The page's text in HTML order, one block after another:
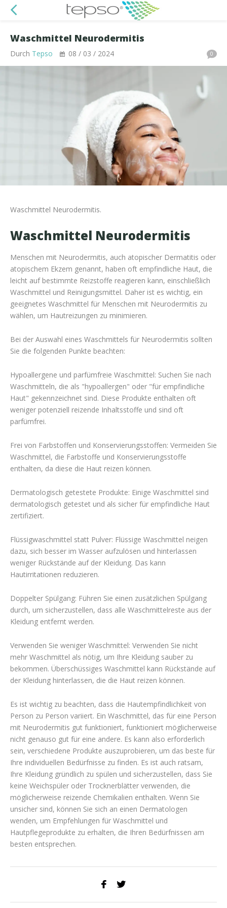
Waschmittel Neurodermitis
Durch Tepso 08 / 03 / 2024 0
Waschmittel Neurodermitis.
Waschmittel Neurodermitis
Menschen mit Neurodermitis, auch atopischer Dermatitis oder
atopischem Ekzem genannt, haben oft empfindliche Haut, die
leicht auf bestimmte Reizstoffe reagieren kann, einschließlich
Waschmittel und Reinigungsmittel. Daher ist es wichtig, ein
geeignetes Waschmittel für Menschen mit Neurodermitis zu
wählen, um Hautreizungen zu minimieren.
Bei der Auswahl eines Waschmittels für Neurodermitis sollten
Sie die folgenden Punkte beachten:
Hypoallergene und parfümfreie Waschmittel: Suchen Sie nach
Waschmitteln, die als "hypoallergen" oder "für empfindliche
Haut" gekennzeichnet sind. Diese Produkte enthalten oft
weniger potenziell reizende Inhaltsstoffe und sind oft
parfümfrei.
Frei von Farbstoffen und Konservierungsstoffen: Vermeiden Sie
Waschmittel, die Farbstoffe und Konservierungsstoffe
enthalten, da diese die Haut reizen können.
Dermatologisch getestete Produkte: Einige Waschmittel sind
dermatologisch getestet und als sicher für empfindliche Haut
zertifiziert.
Flüssigwaschmittel statt Pulver: Flüssige Waschmittel neigen
dazu, sich besser im Wasser aufzulösen und hinterlassen
weniger Rückstände auf der Kleidung. Das kann
Hautirritationen reduzieren.
Doppelter Spülgang: Führen Sie einen zusätzlichen Spülgang
durch, um sicherzustellen, dass alle Waschmittelreste aus der
Kleidung entfernt werden.
Verwenden Sie weniger Waschmittel: Verwenden Sie nicht
mehr Waschmittel als nötig, um Ihre Kleidung sauber zu
bekommen. Überschüssiges Waschmittel kann Rückstände auf
der Kleidung hinterlassen, die die Haut reizen können.
Es ist wichtig zu beachten, dass die Hautempfindlichkeit von
Person zu Person variiert. Ein Waschmittel, das für eine Person
mit Neurodermitis gut funktioniert, funktioniert möglicherweise
nicht genauso gut für eine andere. Es kann also erforderlich
sein, verschiedene Produkte auszuprobieren, um das beste für
Ihre individuellen Bedürfnisse zu finden. Es ist auch ratsam,
Ihre Kleidung gründlich zu spülen und sicherzustellen, dass Sie
keine Weichspüler oder Trocknerblätter verwenden, die
möglicherweise reizende Chemikalien enthalten. Wenn Sie
unsicher sind, können Sie sich an einen Dermatologen
wenden, um Empfehlungen für Waschmittel und
Hautpflegeprodukte zu erhalten, die Ihren Bedürfnissen am
besten entsprechen.